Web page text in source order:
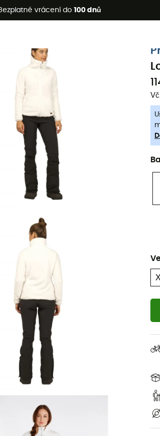
vrácení do 100 dnů
při nákupu 2 produktů* s kódem